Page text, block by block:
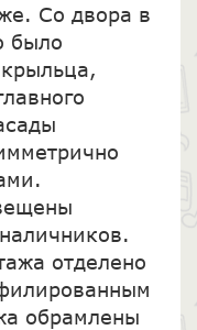
Со двора в
было
отделено
обрамлены